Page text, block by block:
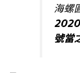
海螺
號當